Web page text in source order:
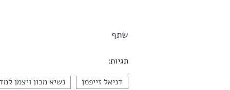
שתף
תגיות:
דניאל זייפמן נשיא מכון ויצמן